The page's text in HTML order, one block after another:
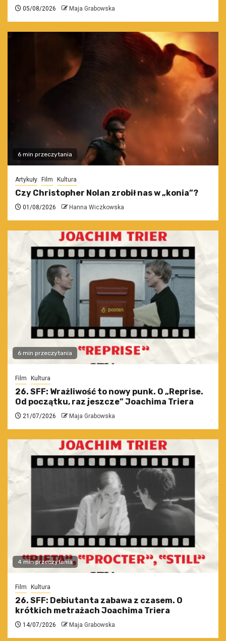
05/08/2026 Maja Grabowska
6 min przeczytania
Artykuły Film Kultura
Czy Christopher Nolan zrobił nas w „konia”?
01/08/2026 Hanna Wiczkowska
6 min przeczytania
Film Kultura
26. SFF: Wrażliwość to nowy punk. O „Reprise.
Od początku, raz jeszcze” Joachima Triera
21/07/2026 Maja Grabowska
4 min przeczytania
Film Kultura
26. SFF: Debiutanta zabawa z czasem. O
krótkich metrażach Joachima Triera
14/07/2026 Maja Grabowska